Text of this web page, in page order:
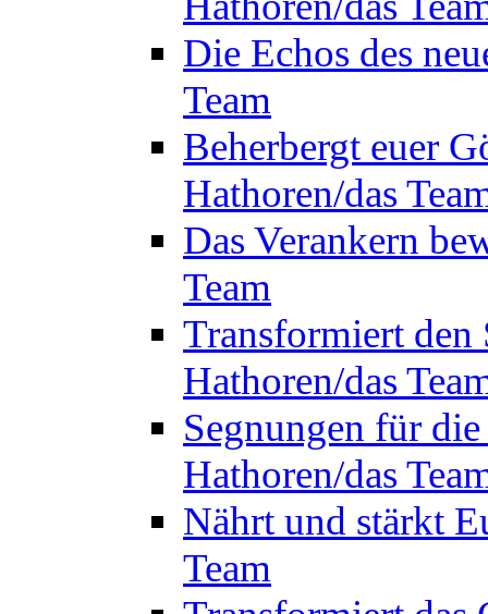
Die Echos des
Team
Beherbergt euer
Hathoren/das
Das Verankern
Team
Transformiert
Hathoren/das
Segnungen für
Hathoren/das
Nährt und stärkt
Team